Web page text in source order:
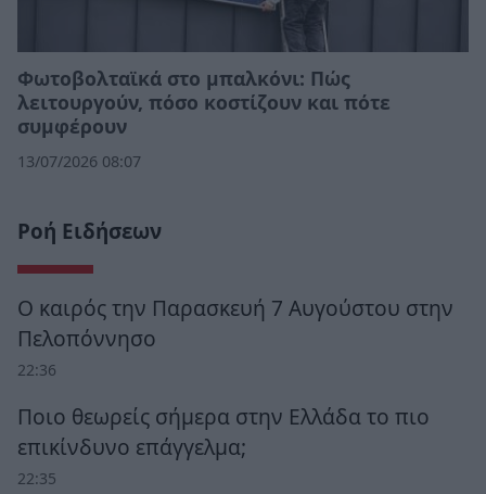
Φωτοβολταϊκά στο μπαλκόνι: Πώς
λειτουργούν, πόσο κοστίζουν και πότε
συμφέρουν
13/07/2026 08:07
Ροή Ειδήσεων
Ο καιρός την Παρασκευή 7 Αυγούστου στην
Πελοπόννησο
22:36
Ποιο θεωρείς σήμερα στην Ελλάδα το πιο
επικίνδυνο επάγγελμα;
22:35